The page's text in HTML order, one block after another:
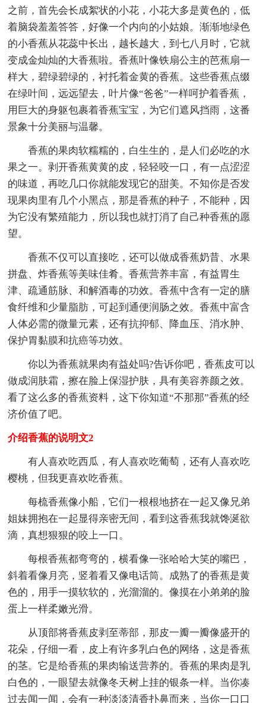
之前，首先会长成絮状的小花，小花大多是黄色的，低
着脑袋羞羞答答，好像一个内向的小姑娘。渐渐地绿色
的小香蕉从花蕊中长出，越长越大，到七八月时，它就
变成金灿灿的大香蕉啦。香蕉叶像铁扇公主的芭蕉扇一
样大，碧绿碧绿的，衬托着金黄的香蕉。这些香蕉点缀
在绿叶间，远远望去，叶片像“爸爸”一样呵护着香蕉，
用巨大的身躯包裹着香蕉宝宝，为它们遮风挡雨，这番
景象十分美丽与温馨。
香蕉的果肉软糯糯的，白生生的，是人们必吃的水
果之一。剥开香蕉黄黄的皮，轻轻咬一口，有一点涩涩
的味道，再吃几口你就能发现它的甜美。不知你是否发
现果肉里有几个小黑点，那是香蕉的种子，不能种，因
为它没有繁殖能力，所以我也就打消了自己种香蕉的愿
望。
香蕉不仅可以直接吃，还可以做成香蕉奶昔、水果
拼盘、炸香蕉等美味佳肴。香蕉营养丰富，有益胃生
津、疏通筋脉、和解酒毒的功效。香蕉中含有一定的膳
食纤维和少量脂肪，可起到通便润肠之效。香蕉中富含
人体必需的微量元素，还有抗抑郁、降血压、消水肿、
保护胃黏膜和抗癌等功效。
你以为香蕉就果肉有益处吗?告诉你吧，香蕉皮可以
做成润肤霜，擦在脸上保湿护肤，具有美容养颜之效。
看了这么多的香蕉资料，这下你知道“不那那”香蕉的经
济价值了吧。
介绍香蕉的说明文2
有人喜欢吃西瓜，有人喜欢吃葡萄，还有人喜欢吃
樱桃，但我更喜欢吃香蕉。
每梳香蕉像小船，它们一根根地挤在一起又像兄弟
姐妹拥抱在一起显得亲密无间，看到这香蕉我就馋涎欲
滴，真想狠狠的咬上一口。
每根香蕉都弯弯的，横看像一张哈哈大笑的嘴巴，
斜着看像月亮，竖着看又像电话筒。成熟了的香蕉是黄
色的，用手一摸软软的，光溜溜的。像摸在小弟弟的脸
蛋上一样柔嫩光滑。
从顶部将香蕉皮剥至蒂部，那皮一瓣一瓣像盛开的
花朵，仔细一看，皮上有许多乳白色的网络，这是香蕉
的茎。它是给香蕉的果肉输送营养的。香蕉的果肉是乳
白色的，一眼望去就像冬天树上挂的银条一样。当你凑
过去闻一闻，会有一种淡淡清香扑鼻而来，当你一口口